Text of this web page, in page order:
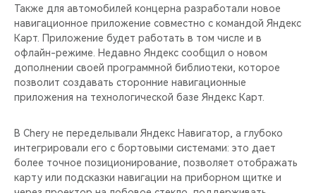
Также для автомобилей концерна разработали новое
навигационное приложение совместно с командой Яндекс
Карт. Приложение будет работать в том числе и в
офлайн-режиме. Недавно Яндекс сообщил о новом
дополнении своей программной библиотеки, которое
позволит создавать сторонние навигационные
приложения на технологической базе Яндекс Карт.
В Chery не переделывали Яндекс Навигатор, а глубоко
интегрировали его с бортовыми системами: это дает
более точное позиционирование, позволяет отображать
карту или подсказки навигации на приборном щитке и